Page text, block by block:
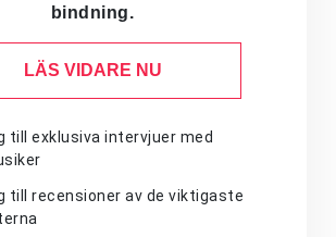
bindning.
LÄS VIDARE NU
till exklusiva intervjuer med
till recensioner av de viktigaste